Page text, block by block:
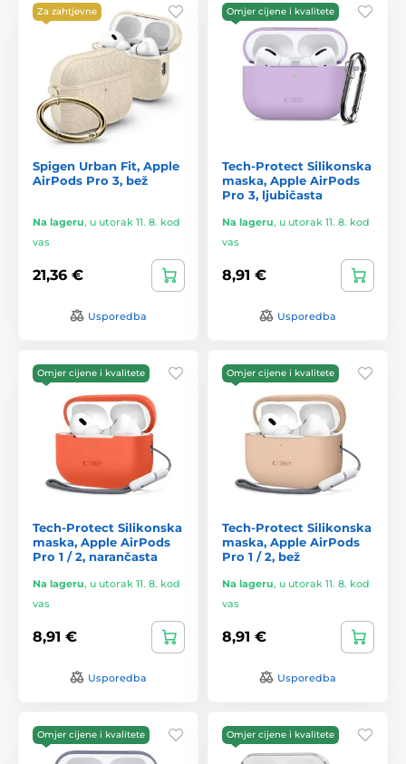
Za zahtjevne
Spigen Urban Fit, Apple
AirPods Pro 3, bež
Na lageru, u utorak 11. 8. kod
vas
21,36 €
Usporedba
Omjer cijene i kvalitete
Tech-Protect Silikonska
maska, Apple AirPods
Pro 3, ljubičasta
Na lageru, u utorak 11. 8. kod
vas
8,91 €
Usporedba
Omjer cijene i kvalitete
Tech-Protect Silikonska
maska, Apple AirPods
Pro 1 / 2, narančasta
Na lageru, u utorak 11. 8. kod
vas
8,91 €
Usporedba
Omjer cijene i kvalitete
Tech-Protect Silikonska
maska, Apple AirPods
Pro 1 / 2, bež
Na lageru, u utorak 11. 8. kod
vas
8,91 €
Usporedba
Omjer cijene i kvalitete Omjer cijene i kvalitete